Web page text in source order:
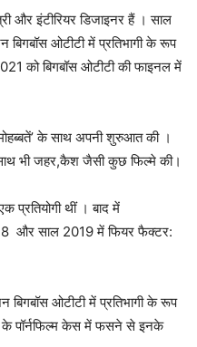
और इंटीरियर डिजाइनर हैं । साल
बिगबॉस ओटीटी में प्रतिभागी के रूप
को बिगबॉस ओटीटी की फाइनल में
के साथ अपनी शुरुआत की ।
भी जहर,कैश जैसी कुछ फिल्मे की।
प्रतियोगी थीं । बाद में
और साल 2019 में फियर फैक्टर:
बिगबॉस ओटीटी में प्रतिभागी के रूप
के पॉर्नफिल्म केस में फसने से इनके